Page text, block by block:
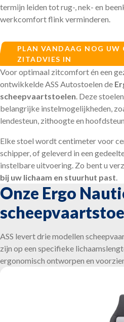
termijn leiden tot rug-, nek- en
werkcomfort flink verminderen.
PLAN VANDAAG NOG UW
ZITADVIES IN
Voor optimaal zitcomfort én een
ontwikkelde ASS Autostoelen de
scheepvaartstoelen. Deze
belangrijke instelmogelijkheden,
lendesteun, zithoogte en
Elke stoel wordt centimeter voor
schipper, of geleverd in een
instelbare uitvoering. Zo bent u
bij uw lichaam en stuurhut past.
Onze Ergo
ASS levert drie modellen
zijn op een specifieke
ergonomisch ontworpen en